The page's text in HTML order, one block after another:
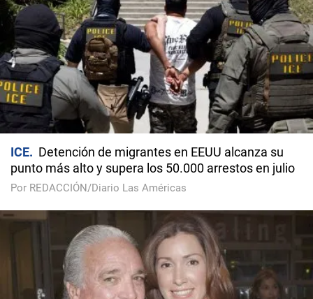
ICE
Detención de migrantes en EEUU alcanza su
punto más alto y supera los 50.000 arrestos en julio
Por REDACCIÓN/Diario Las Américas